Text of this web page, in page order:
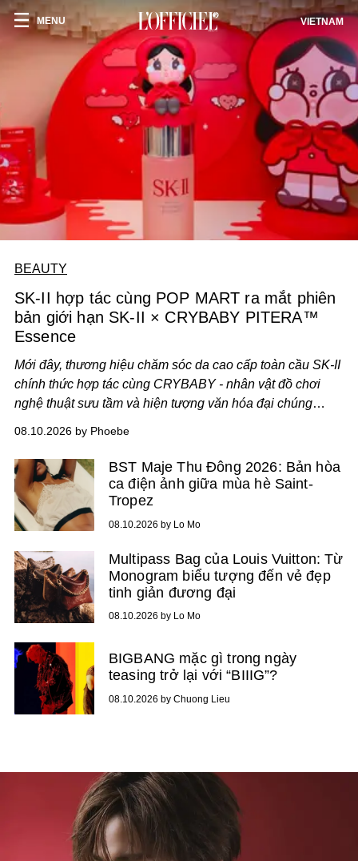
MENU VIETNAM
BEAUTY
SK-II hợp tác cùng POP MART ra mắt phiên
bản giới hạn SK-II × CRYBABY PITERA™
Essence
Mới đây, thương hiệu chăm sóc da cao cấp toàn cầu SK-II
chính thức hợp tác cùng CRYBABY - nhân vật đồ chơi
nghệ thuật sưu tầm và hiện tượng văn hóa đại chúng
08.10.2026 by Phoebe
BST Maje Thu Đông 2026: Bản hòa
ca điện ảnh giữa mùa hè Saint-
Tropez
08.10.2026 by Lo Mo
Multipass Bag của Louis Vuitton: Từ
Monogram biểu tượng đến vẻ đẹp
tinh giản đương đại
08.10.2026 by Lo Mo
BIGBANG mặc gì trong ngày
teasing trở lại với “BIIIG”?
08.10.2026 by Chuong Lieu